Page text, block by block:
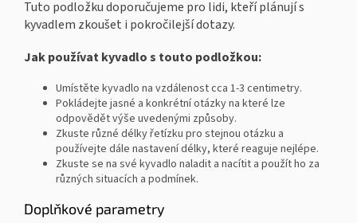
Tuto podložku doporučujeme pro lidi, kteří plánují s
kyvadlem zkoušet i pokročilejší dotazy.
Jak používat kyvadlo s touto podložkou:
Umístěte kyvadlo na vzdálenost cca 1-3 centimetry.
Pokládejte jasné a konkrétní otázky na které lze
odpovědět výše uvedenými způsoby.
Zkuste různé délky řetízku pro stejnou otázku a
používejte dále nastavení délky, které reaguje nejlépe.
Zkuste se na své kyvadlo naladit a nacítit a použít ho za
různých situacích a podmínek.
Doplňkové parametry